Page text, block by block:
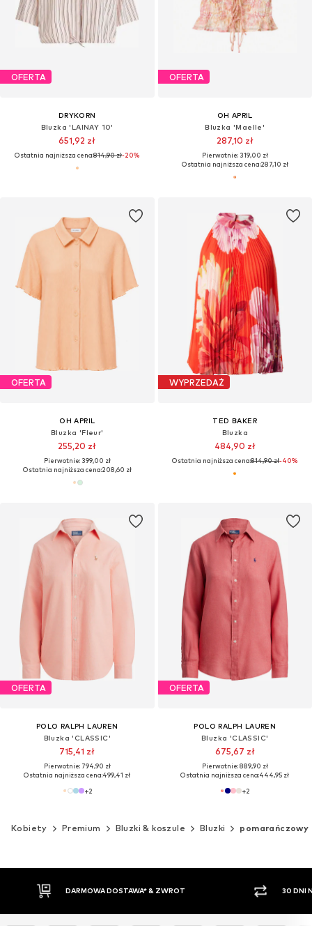
OFERTA
DRYKORN
Bluzka 'LAINAY 10'
651,92 zł
Ostatnia najniższa cena:814,90 zł-20%
OFERTA
OH APRIL
Bluzka 'Maelle'
287,10 zł
Pierwotnie: 319,00 zł
Ostatnia najniższa cena:287,10 zł
OFERTA
OH APRIL
Bluzka 'Fleur'
255,20 zł
Pierwotnie: 399,00 zł
Ostatnia najniższa cena:208,60 zł
WYPRZEDAŻ
TED BAKER
Bluzka
484,90 zł
Ostatnia najniższa cena:814,90 zł-40%
OFERTA
POLO RALPH LAUREN
Bluzka 'CLASSIC'
715,41 zł
Pierwotnie: 794,90 zł
Ostatnia najniższa cena:499,41 zł
+2
OFERTA
POLO RALPH LAUREN
Bluzka 'CLASSIC'
675,67 zł
Pierwotnie: 889,90 zł
Ostatnia najniższa cena:444,95 zł
+2
Kobiety Premium Bluzki & koszule Bluzki pomarańczowy
DOSTAWA* & ZWROT 30 DNI NA ZWROT